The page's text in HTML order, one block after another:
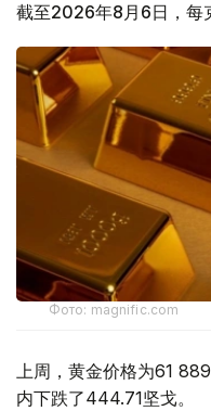
截至2026年8月6日，每
Фото: magnific.com
上周，黄金价格为61
内下跌了444.71坚戈。